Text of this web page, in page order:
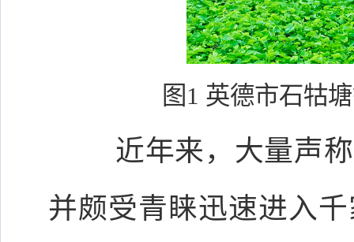
图1 英德市石牯
近年来，大量声称
并颇受青睐迅速进入